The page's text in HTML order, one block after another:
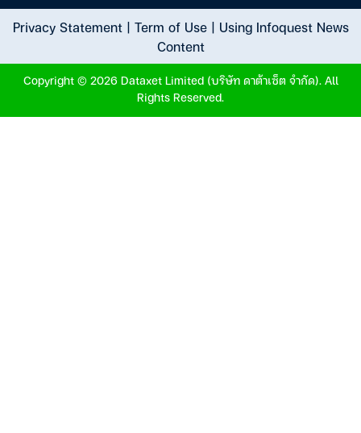
Privacy Statement| Term of Use| Using Infoquest News
Content
Copyright © 2026 Dataxet Limited (บริษัท ดาต้าเซ็ต จำกัด). All
Rights Reserved.